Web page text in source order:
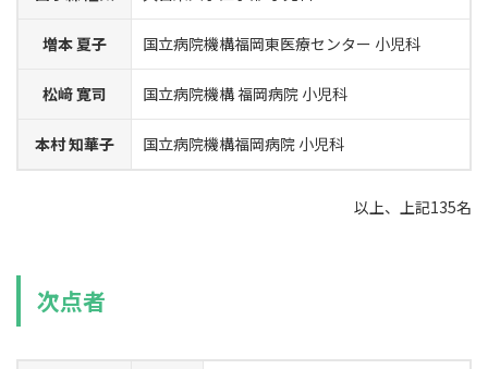
増本 夏子 国立病院機構福岡東医療センター 小児科
松﨑 寛司 国立病院機構 福岡病院 小児科
本村 知華子 国立病院機構福岡病院 小児科
以上、上記135名
次点者